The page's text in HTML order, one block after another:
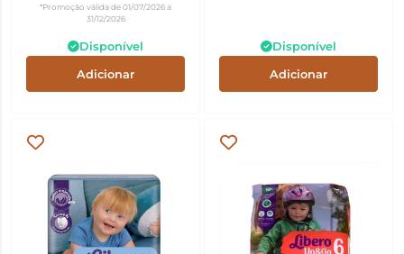
*Promoção válida de 01/07/2026 a
31/12/2026
Disponível
Adicionar
Disponível
Adicionar